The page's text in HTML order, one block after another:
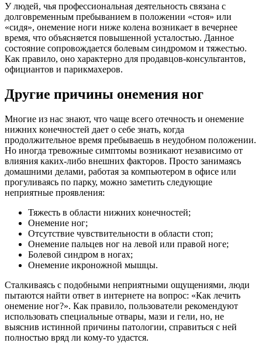
У людей, чья профессиональная деятельность связана с
долговременным пребыванием в положении «стоя» или
«сидя», онемение ноги ниже колена возникает в вечернее
время, что объясняется повышенной усталостью. Данное
состояние сопровождается болевым синдромом и тяжестью.
Как правило, оно характерно для продавцов-консультантов,
официантов и парикмахеров.
Другие причины онемения ног
Многие из нас знают, что чаще всего отечность и онемение
нижних конечностей дает о себе знать, когда
продолжительное время пребываешь в неудобном положении.
Но иногда тревожные симптомы возникают независимо от
влияния каких-либо внешних факторов. Просто занимаясь
домашними делами, работая за компьютером в офисе или
прогуливаясь по парку, можно заметить следующие
неприятные проявления:
Тяжесть в области нижних конечностей;
Онемение ног;
Отсутствие чувствительности в области стоп;
Онемение пальцев ног на левой или правой ноге;
Болевой синдром в ногах;
Онемение икроножной мышцы.
Сталкиваясь с подобными неприятными ощущениями, люди
пытаются найти ответ в интернете на вопрос: «Как лечить
онемение ног?». Как правило, пользователи рекомендуют
использовать специальные отвары, мази и гели, но, не
выяснив истинной причины патологии, справиться с ней
полностью вряд ли кому-то удастся.